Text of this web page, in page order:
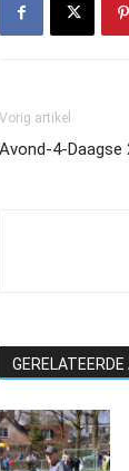
Vorig artikel
Avond-4-Daagse
GERELATEERDE